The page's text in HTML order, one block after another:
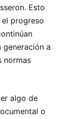
Esto
progreso
generación a
normas
algo de
o